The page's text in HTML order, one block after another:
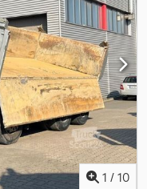
šildytuvas, visų
1 / 10